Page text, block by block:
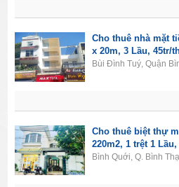
Cho thuê nhà mặt
x 20m, 3 Lầu, 45tr/
Bùi Đình Tuý, Quận
Cho thuê biệt thự
220m2, 1 trệt 1 Lầu,
Bình Quới, Q. Bình